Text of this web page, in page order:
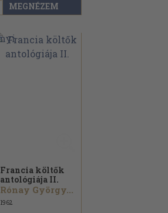
MEGNÉZEM
Francia költők
antológiája II.
Rónay György...
1962